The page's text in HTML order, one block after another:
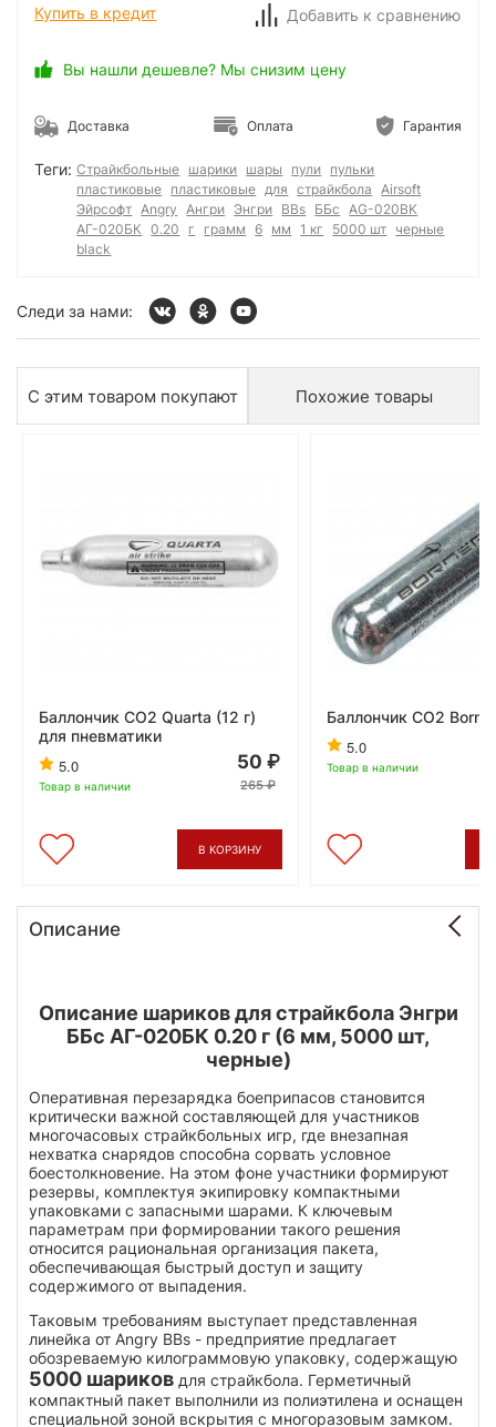
Купить в кредит
Добавить к сравнению
Вы нашли дешевле? Мы снизим цену
Доставка Оплата Гарантия
Теги: Страйкбольные шарики шары пули пульки
пластиковые пластиковые для страйкбола
Airsoft
Эйрсофт Angry Ангри Энгри BBs ББс
AG-020BK
АГ-020БК
0.20 г грамм 6 мм 1 кг 5000 шт черные
black
Следи за нами:
С этим товаром покупают Похожие товары
Баллончик CO2 Quarta (12 г)
для пневматики
5.0
Товар в наличии
50
265
В КОРЗИНУ
Баллончик CO2
5.0
Товар в наличии
Описание
Описание шариков для страйкбола Энгри
ББс АГ-020БК 0.20 г (6 мм, 5000 шт,
черные)
Оперативная перезарядка боеприпасов становится
критически важной составляющей для участников
многочасовых страйкбольных игр, где внезапная
нехватка снарядов способна сорвать условное
боестолкновение. На этом фоне участники формируют
резервы, комплектуя экипировку компактными
упаковками с запасными шарами. К ключевым
параметрам при формировании такого решения
относится рациональная организация пакета,
обеспечивающая быстрый доступ и защиту
содержимого от выпадения.
Таковым требованиям выступает представленная
линейка от Angry BBs - предприятие предлагает
обозреваемую килограммовую упаковку, содержащую
5000 шариков для страйкбола. Герметичный
компактный пакет выполнили из полиэтилена и оснащен
специальной зоной вскрытия с многоразовым замком.